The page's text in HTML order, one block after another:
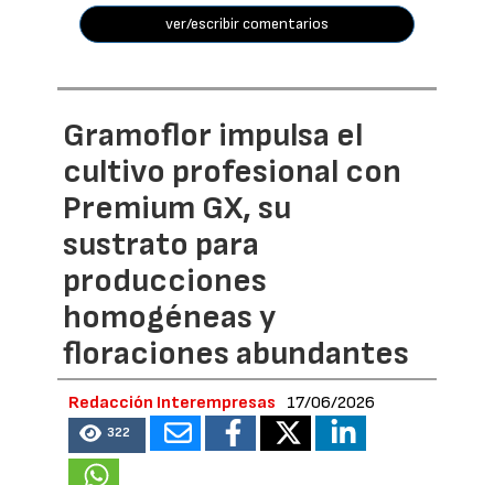
ver/escribir comentarios
Gramoflor impulsa el
cultivo profesional con
Premium GX, su
sustrato para
producciones
homogéneas y
floraciones abundantes
Redacción Interempresas 17/06/2026
322